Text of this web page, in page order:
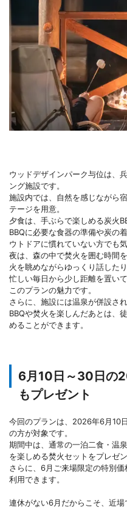
ウッドデザインパーク与位は、
ング施設です。
施設内では、自然を感じながら
テージを用意。
夕食は、手ぶらで楽しめる炭火
BBQに必要な食器の準備や炭の
ウトドアに慣れていない方でも
夜は、森の中で焚火を囲む時間を
火を眺めながらゆっくり話した
忙しい毎日から少し距離を置い
このプランの魅力です。
さらに、施設には温泉が併設され
BBQや焚火を楽しんだあとは、
めることができます。
6月10日～30日の
もプレゼント
今回のプランは、2026年6月10
の方が対象です。
期間中は、通常の一泊二食・温
を楽しめる焚火セットをプレゼン
さらに、6月ご来場限定の特別
利用できます。
連休がない6月だからこそ、近場